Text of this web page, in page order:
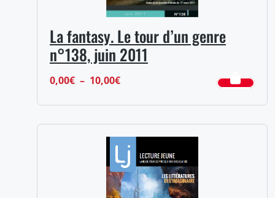
La fantasy. Le tour d’un genre
n°138, juin 2011
0,00€ – 10,00€Plage
0,00€
à
10,00€